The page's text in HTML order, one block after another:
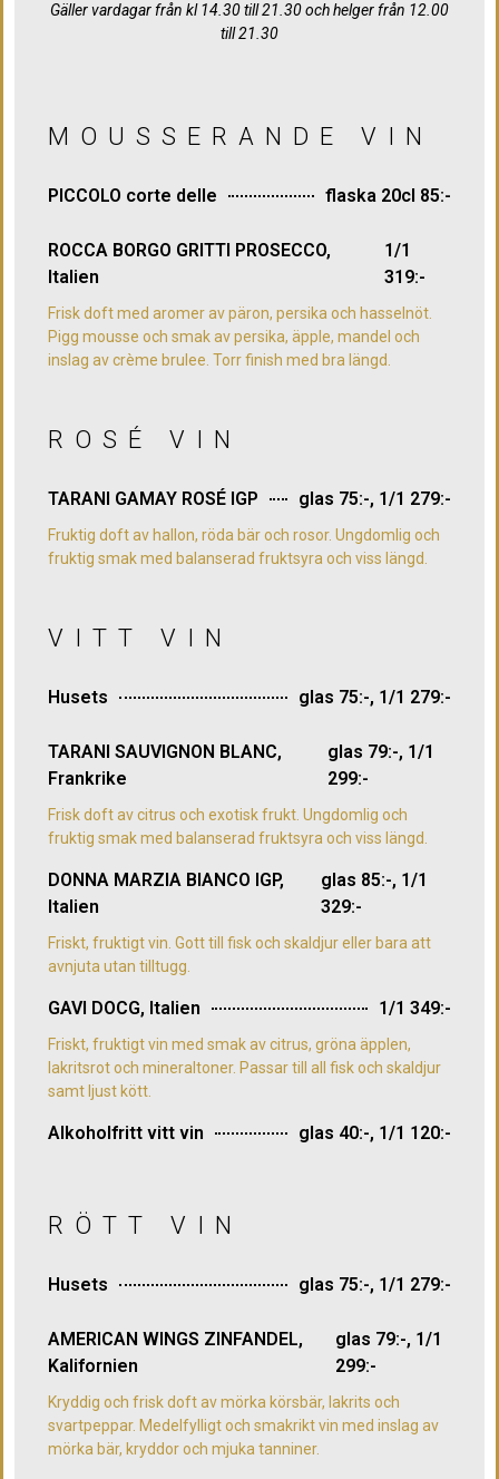
Gäller vardagar från kl 14.30 till 21.30 och helger från 12.00
till 21.30
MOUSSERANDE VIN
PICCOLO corte delle flaska 20cl 85:-
ROCCA BORGO GRITTI PROSECCO,
Italien
1/1
319:-
Frisk doft med aromer av päron, persika och hasselnöt.
Pigg mousse och smak av persika, äpple, mandel och
inslag av crème brulee. Torr finish med bra längd.
ROSÉ VIN
TARANI GAMAY ROSÉ IGP glas 75:-, 1/1 279:-
Fruktig doft av hallon, röda bär och rosor. Ungdomlig och
fruktig smak med balanserad fruktsyra och viss längd.
VITT VIN
Husets glas 75:-, 1/1 279:-
TARANI SAUVIGNON BLANC,
Frankrike
glas 79:-, 1/1
299:-
Frisk doft av citrus och exotisk frukt. Ungdomlig och
fruktig smak med balanserad fruktsyra och viss längd.
DONNA MARZIA BIANCO IGP,
Italien
glas 85:-, 1/1
329:-
Friskt, fruktigt vin. Gott till fisk och skaldjur eller bara att
avnjuta utan tilltugg.
GAVI DOCG, Italien 1/1 349:-
Friskt, fruktigt vin med smak av citrus, gröna äpplen,
lakritsrot och mineraltoner. Passar till all fisk och skaldjur
samt ljust kött.
Alkoholfritt vitt vin glas 40:-, 1/1 120:-
RÖTT VIN
Husets glas 75:-, 1/1 279:-
AMERICAN WINGS ZINFANDEL,
Kalifornien
glas 79:-, 1/1
299:-
Kryddig och frisk doft av mörka körsbär, lakrits och
svartpeppar. Medelfylligt och smakrikt vin med inslag av
mörka bär, kryddor och mjuka tanniner.